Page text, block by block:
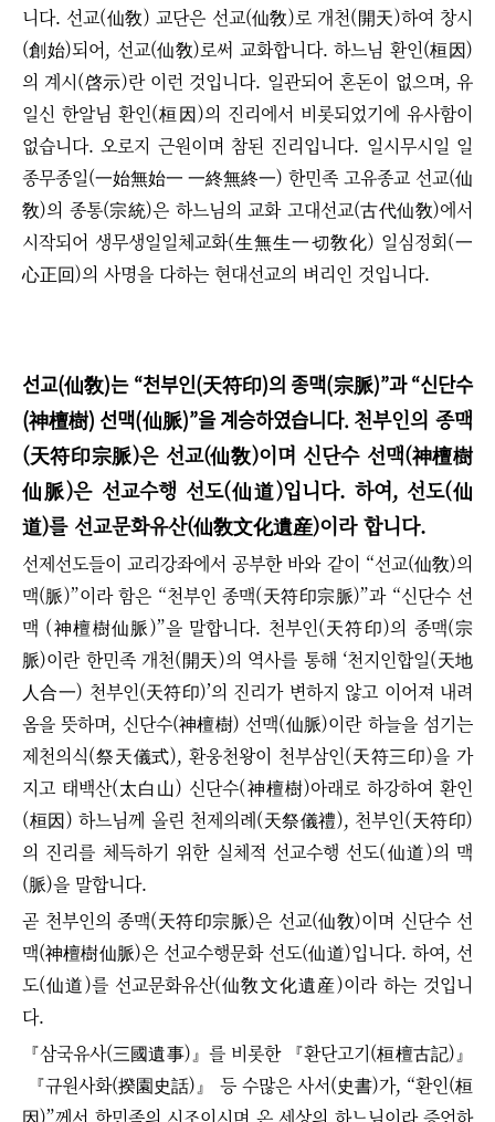
니다. 선교(仙敎) 교단은 선교(仙敎)로 개천(開天)하여 창시
(創始)되어, 선교(仙敎)로써 교화합니다.하느님 환인(桓因)
의 계시(啓示)란 이런 것입니다. 일관되어 혼돈이 없으며, 유
일신 한알님 환인(桓因)의 진리에서 비롯되었기에 유사함이
없습니다. 오로지 근원이며 참된 진리입니다. 일시무시일 일
종무종일(一始無始一 一終無終一) 한민족 고유종교 선교(仙
敎)의 종통(宗統)은 하느님의 교화 고대선교(古代仙敎)에서
시작되어 생무생일일체교화(生無生一切敎化) 일심정회(一
心正回)의 사명을 다하는 현대선교의 벼리인 것입니다.
선교(仙敎)는“천부인(天符印)의 종맥(宗脈)”과“신단수
(神檀樹) 선맥(仙脈)”을 계승하였습니다. 천부인의 종맥
(天符印宗脈)은 선교(仙敎)이며 신단수 선맥(神檀樹
仙脈)은 선교수행 선도(仙道)입니다. 하여, 선도(仙
道)를 선교문화유산(仙敎文化遺産)이라 합니다.
선제선도들이 교리강좌에서 공부한 바와 같이 “선교(仙敎)의
맥(脈)”이라 함은 “천부인 종맥(天符印宗脈)”과 “신단수 선
맥 (神檀樹仙脈)”을 말합니다. 천부인(天符印)의 종맥(宗
脈)이란 한민족 개천(開天)의 역사를 통해 ‘천지인합일(天地
人合一) 천부인(天符印)’의 진리가 변하지 않고 이어져 내려
옴을 뜻하며, 신단수(神檀樹) 선맥(仙脈)이란 하늘을 섬기는
제천의식(祭天儀式), 환웅천왕이 천부삼인(天符三印)을 가
지고 태백산(太白山) 신단수(神檀樹)아래로 하강하여 환인
(桓因) 하느님께 올린 천제의례(天祭儀禮), 천부인(天符印)
의 진리를 체득하기 위한 실체적 선교수행 선도(仙道)의 맥
(脈)을 말합니다.
곧 천부인의 종맥(天符印宗脈)은 선교(仙敎)이며 신단수 선
맥(神檀樹仙脈)은 선교수행문화 선도(仙道)입니다. 하여, 선
도(仙道)를 선교문화유산(仙敎文化遺産)이라 하는 것입니
다.
『삼국유사(三國遺事)』를 비롯한 『환단고기(桓檀古記)』
『규원사화(揆園史話)』
등 수많은 사서(史書)가, “환인(桓
因)”께서 한민족의 시조이시며 온 세상의 하느님이라 증언하